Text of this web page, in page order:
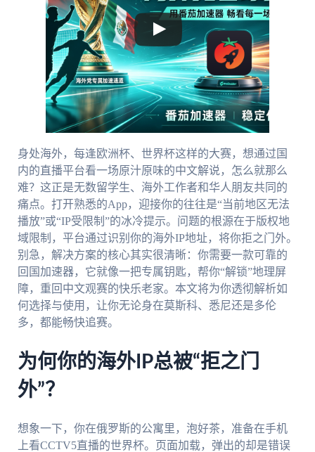
身处海外，每逢欧洲杯、世界杯这样的大赛，想通过国
内的直播平台看一场原汁原味的中文解说，怎么就那么
难？这正是无数留学生、海外工作者和华人朋友共同的
痛点。打开熟悉的App，迎接你的往往是“当前地区无法
播放”或“IP受限制”的冰冷提示。问题的根源在于版权地
域限制，平台通过识别你的海外IP地址，将你拒之门外。
别急，解决方案的核心其实很清晰：你需要一款可靠的
回国加速器，它就像一把专属钥匙，帮你“解锁”地理屏
障，重回中文观赛的快乐老家。本文将为你透彻解析如
何选择与使用，让你无论身在莫斯科、悉尼还是多伦
多，都能畅快追赛。
为何你的海外IP总被“拒之门
外”？
想象一下，你在俄罗斯的公寓里，泡好茶，准备在手机
上看CCTV5直播的世界杯。页面加载，弹出的却是错误